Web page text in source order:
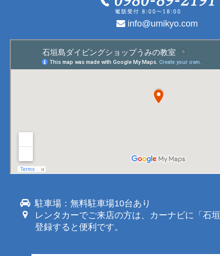
info@umikyo.com
駐車場：無料駐車場10台あり
レンタカーでご来店の方は、カーナビに「石
登録すると便利です。